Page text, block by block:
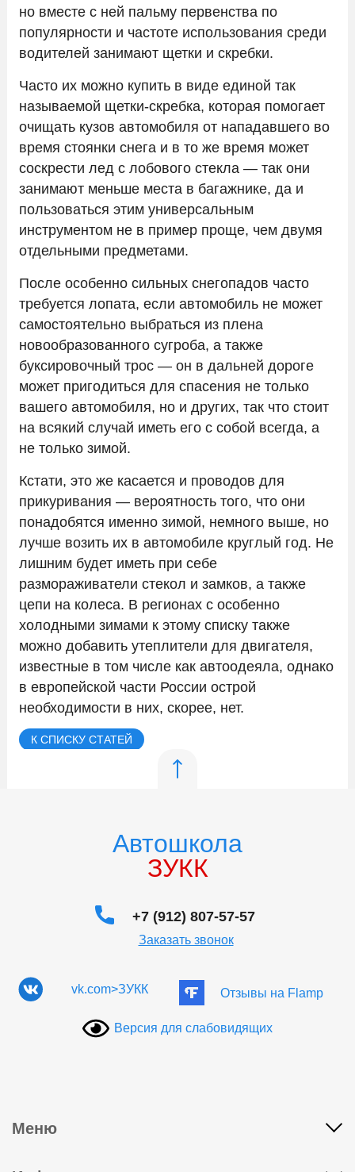
но вместе с ней пальму первенства по
популярности и частоте использования среди
водителей занимают щетки и скребки.
Часто их можно купить в виде единой так
называемой щетки-скребка, которая помогает
очищать кузов автомобиля от нападавшего во
время стоянки снега и в то же время может
соскрести лед с лобового стекла — так они
занимают меньше места в багажнике, да и
пользоваться этим универсальным
инструментом не в пример проще, чем двумя
отдельными предметами.
После особенно сильных снегопадов часто
требуется лопата, если автомобиль не может
самостоятельно выбраться из плена
новообразованного сугроба, а также
буксировочный трос — он в дальней дороге
может пригодиться для спасения не только
вашего автомобиля, но и других, так что стоит
на всякий случай иметь его с собой всегда, а
не только зимой.
Кстати, это же касается и проводов для
прикуривания — вероятность того, что они
понадобятся именно зимой, немного выше, но
лучше возить их в автомобиле круглый год. Не
лишним будет иметь при себе
размораживатели стекол и замков, а также
цепи на колеса. В регионах с особенно
холодными зимами к этому списку также
можно добавить утеплители для двигателя,
известные в том числе как автоодеяла, однако
в европейской части России острой
необходимости в них, скорее, нет.
К СПИСКУ СТАТЕЙ
Автошкола
ЗУКК
+7 (912) 807-57-57
Заказать звонок
vk.com>ЗУКК Отзывы на Flamp
Версия для слабовидящих
Меню